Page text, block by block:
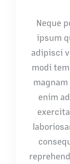
Neque
ipsum
adipisci
modi
enim